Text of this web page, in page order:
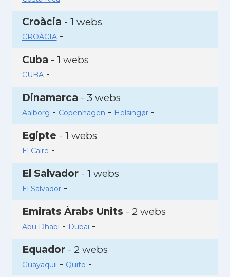
Croàcia - 1 webs
CROÀCIA-
Cuba - 1 webs
CUBA-
Dinamarca - 3 webs
Aalborg - Copenhagen - Helsingør-
Egipte - 1 webs
El Caire -
El Salvador- 1 webs
El Salvador-
Emirats Àrabs Units - 2 webs
Abu Dhabi - Dubai -
Equador- 2 webs
Guayaquil - Quito -